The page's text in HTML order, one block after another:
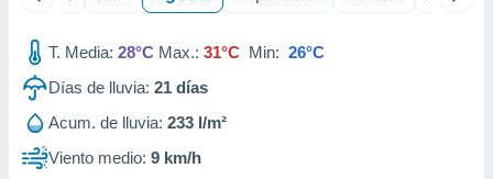
de
1199
T. Media: 28°C Max.: 31°C Min: 26°C
Días de lluvia: 21 días
Acum. de lluvia: 233 l/m²
Viento medio: 9 km/h